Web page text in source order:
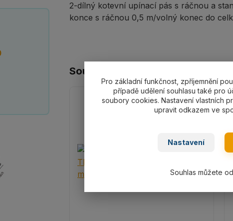
2-dílný kotevní upínací pás s ráčnou a
konce s ráčnou 0,5 m/volný konec do
Související zboží
Pro základní funkčnost, zpříjemnění
případě udělení souhlasu také pro
soubory cookies. Nastavení vlastních
upravit odkazem ve
Nastavení
Souhlas můžete